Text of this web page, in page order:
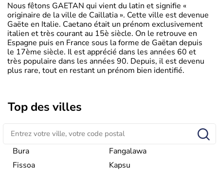
Nous fêtons GAETAN qui vient du latin et signifie «
originaire de la ville de Caillatia ». Cette ville est devenue
Gaëte en Italie. Caetano était un prénom exclusivement
italien et très courant au 15è siècle. On le retrouve en
Espagne puis en France sous la forme de Gaëtan depuis
le 17ème siècle. Il est apprécié dans les années 60 et
très populaire dans les années 90. Depuis, il est devenu
plus rare, tout en restant un prénom bien identifié.
Top des villes
Bura
Fangalawa
Fissoa
Kapsu